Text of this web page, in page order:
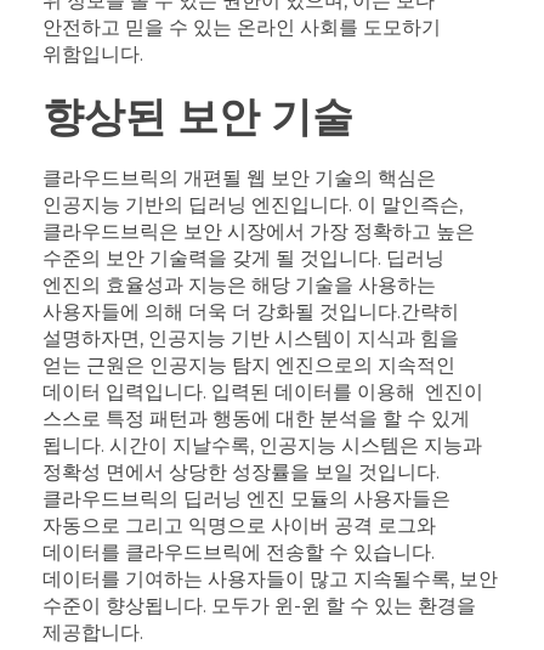
안전하고 믿을 수 있는 온라인 사회를 도모하기
위함입니다.
향상된 보안 기술
클라우드브릭의 개편될 웹 보안 기술의 핵심은
인공지능 기반의 딥러닝 엔진입니다. 이 말인즉슨,
클라우드브릭은 보안 시장에서 가장 정확하고 높은
수준의 보안 기술력을 갖게 될 것입니다. 딥러닝
엔진의 효율성과 지능은 해당 기술을 사용하는
사용자들에 의해 더욱 더 강화될 것입니다.간략히
설명하자면, 인공지능 기반 시스템이 지식과 힘을
얻는 근원은 인공지능 탐지 엔진으로의 지속적인
데이터 입력입니다. 입력된 데이터를 이용해 엔진이
스스로 특정 패턴과 행동에 대한 분석을 할 수 있게
됩니다. 시간이 지날수록, 인공지능 시스템은 지능과
정확성 면에서 상당한 성장률을 보일 것입니다.
클라우드브릭의 딥러닝 엔진 모듈의 사용자들은
자동으로 그리고 익명으로 사이버 공격 로그와
데이터를 클라우드브릭에 전송할 수 있습니다.
데이터를 기여하는 사용자들이 많고 지속될수록, 보안
수준이 향상됩니다. 모두가 윈-윈 할 수 있는 환경을
제공합니다.